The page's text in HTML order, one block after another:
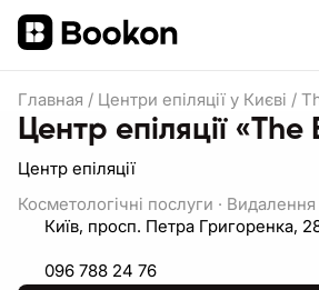
Главная / Центри епіляції у Києві /
Центр епіляції
Центр епіляції
Косметологічні послуги · Видалення
Київ, просп. Петра Григоренка,
096 788 24 76